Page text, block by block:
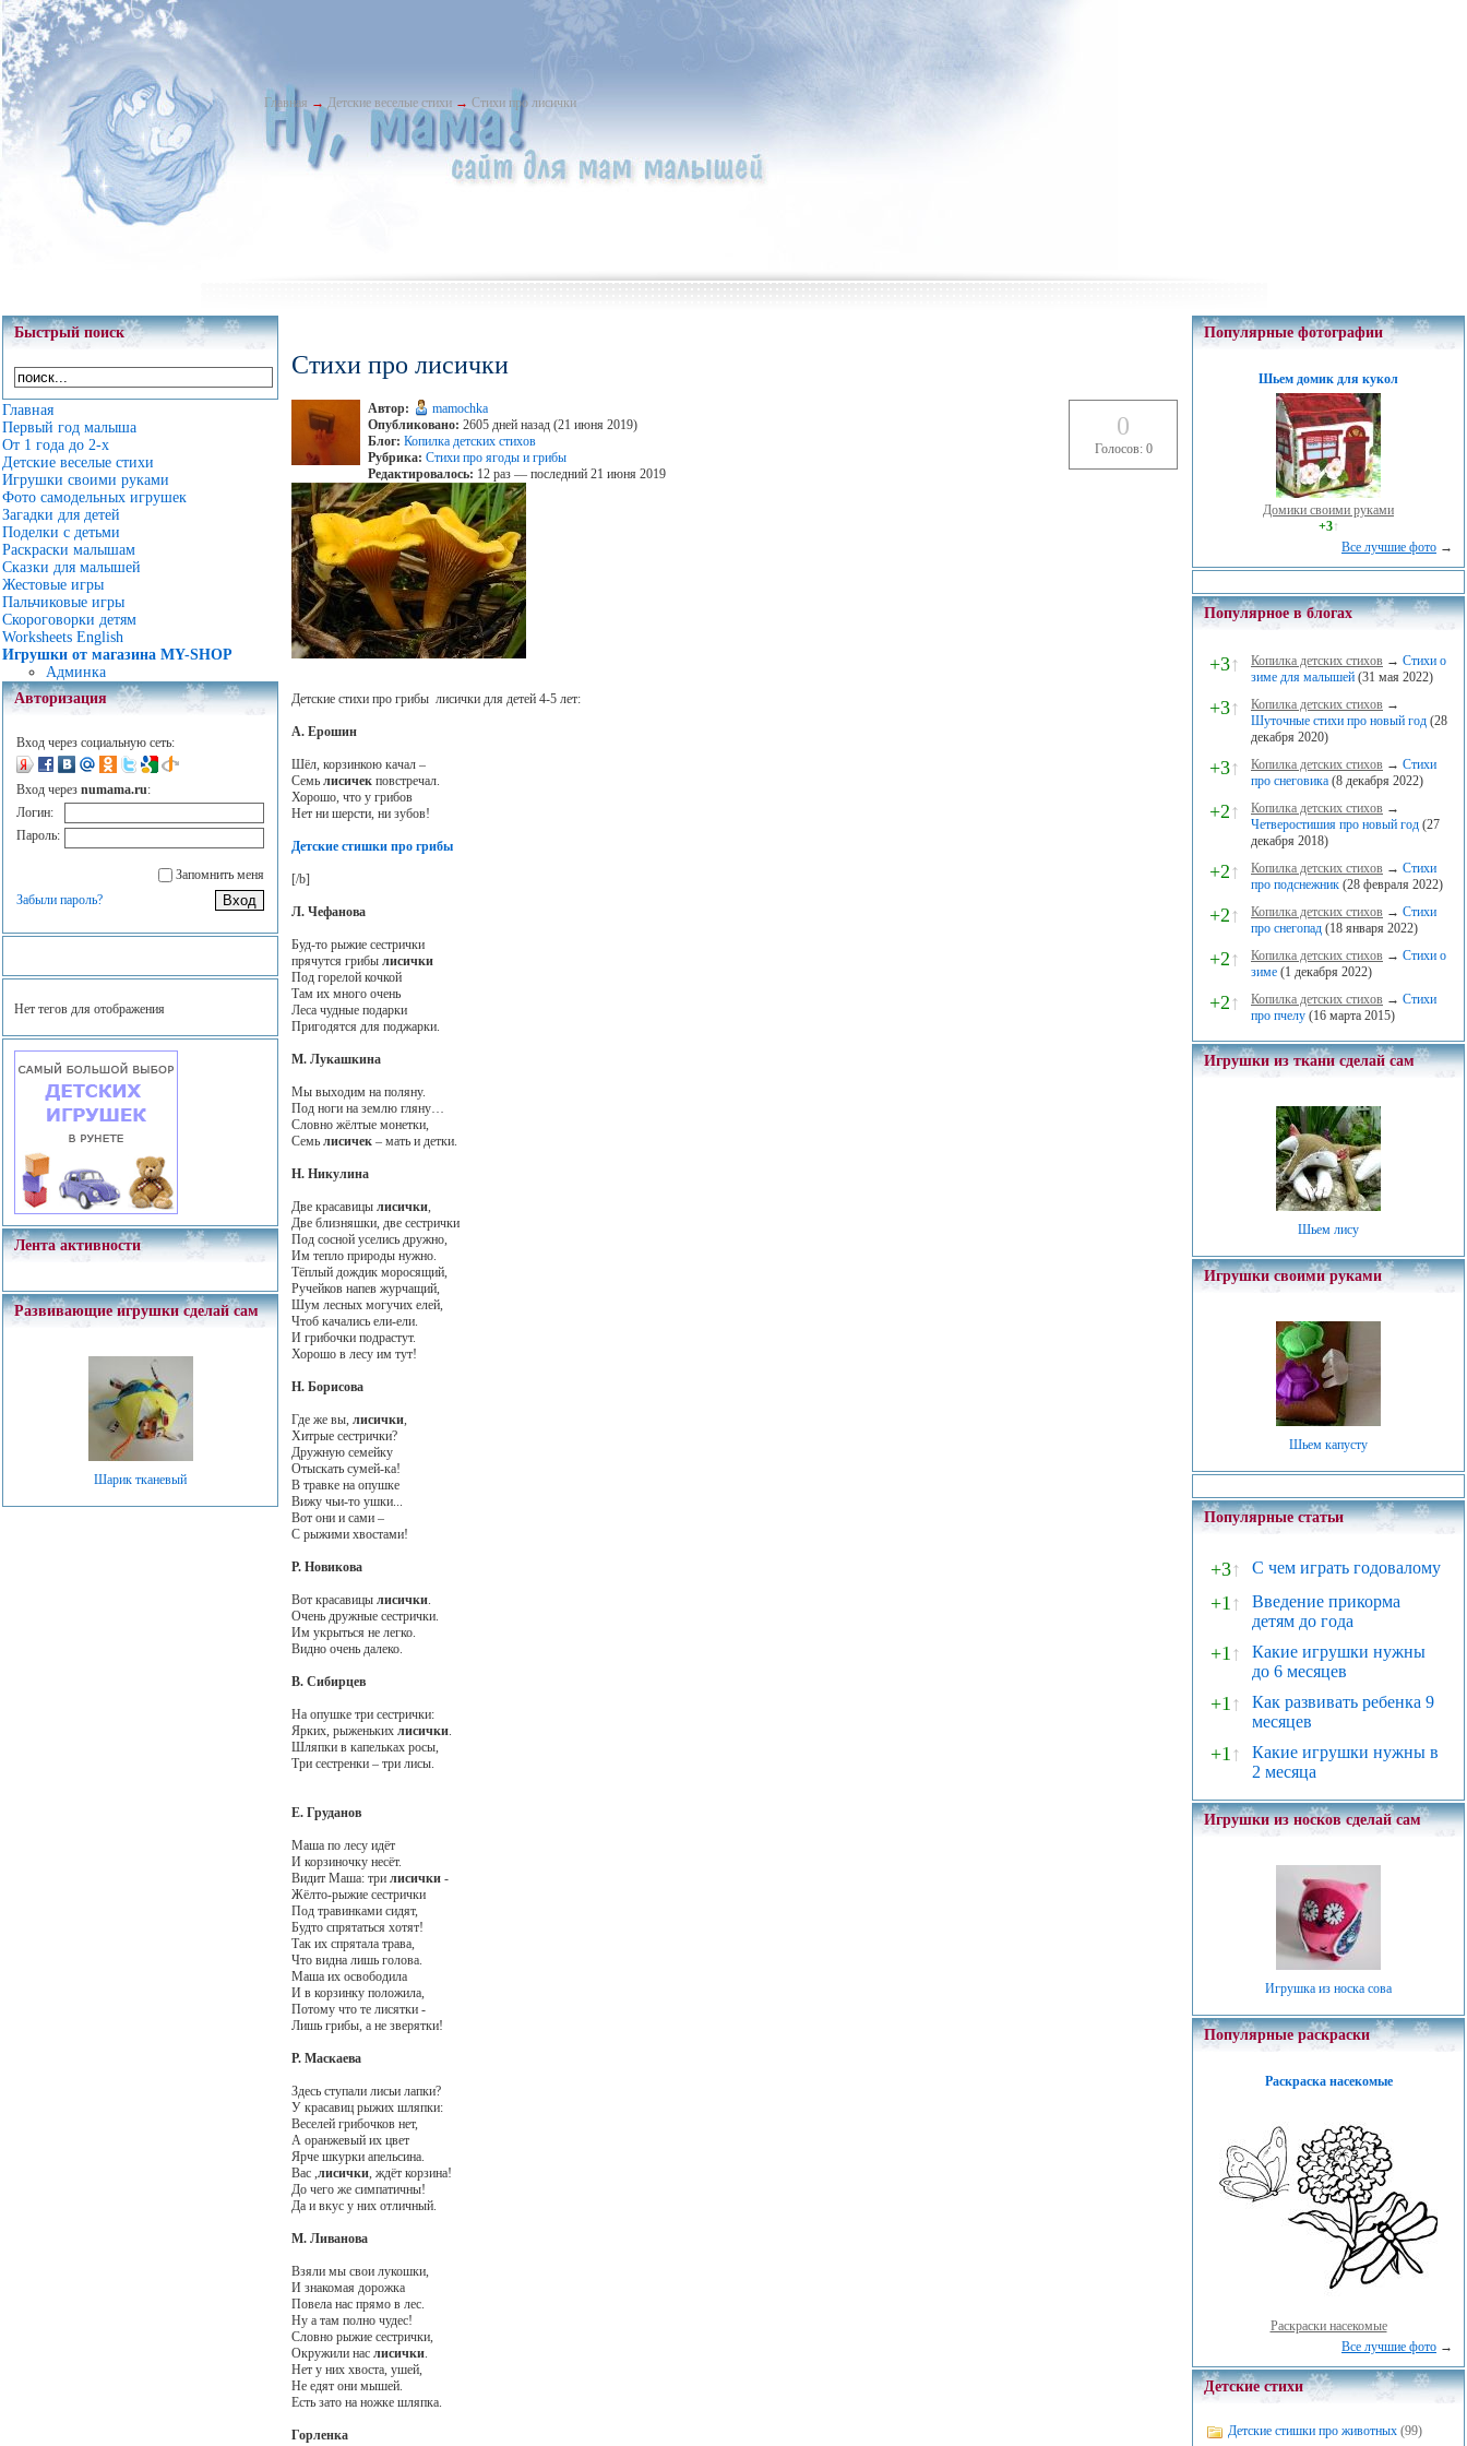
Главная → Детские веселые стихи → Стихи про лисички
Быстрый поиск
Главная
Первый год малыша
От 1 года до 2-х
Детские веселые стихи
Игрушки своими руками
Фото самодельных игрушек
Загадки для детей
Поделки с детьми
Раскраски малышам
Сказки для малышей
Жестовые игры
Пальчиковые игры
Скороговорки детям
Worksheets English
Игрушки от магазина MY-SHOP
Админка
Авторизация
Вход через социальную сеть:
Вход через numama.ru:
Логин:
Пароль:
Запомнить меня
Забыли пароль?
Нет тегов для отображения
Лента активности
Развивающие игрушки сделай сам
Шарик тканевый
Стихи про лисички
Автор:
mamochka
Опубликовано: 2605 дней назад (21 июня 2019)
Блог: Копилка детских стихов
Рубрика: Стихи про ягоды и грибы
Редактировалось: 12 раз — последний 21 июня 2019
0
Голосов: 0
Детские стихи про грибы лисички для детей 4-5 лет:
А. Ерошин
Шёл, корзинкою качал –
Семьлисичек повстречал.
Хорошо, что у грибов
Нет ни шерсти, ни зубов!
Детские стишки про грибы
[/b]
Л. Чефанова
Буд-то рыжие сестрички
прячутся грибылисички
Под горелой кочкой
Там их много очень
Леса чудные подарки
Пригодятся для поджарки.
М. Лукашкина
Мы выходим на поляну.
Под ноги на землю гляну…
Словно жёлтые монетки,
Семьлисичек – мать и детки.
Н. Никулина
Две красавицылисички,
Две близняшки, две сестрички
Под сосной уселись дружно,
Им тепло природы нужно.
Тёплый дождик моросящий,
Ручейков напев журчащий,
Шум лесных могучих елей,
Чтоб качались ели-ели.
И грибочки подрастут.
Хорошо в лесу им тут!
Н. Борисова
Где же вы,лисички,
Хитрые сестрички?
Дружную семейку
Отыскать сумей-ка!
В травке на опушке
Вижу чьи-то ушки...
Вот они и сами –
С рыжими хвостами!
Р. Новикова
Вот красавицылисички.
Очень дружные сестрички.
Им укрыться не легко.
Видно очень далеко.
В. Сибирцев
На опушке три сестрички:
Ярких, рыженькихлисички.
Шляпки в капельках росы,
Три сестренки – три лисы.
Е. Груданов
Маша по лесу идёт
И корзиночку несёт.
Видит Маша: трилисички -
Жёлто-рыжие сестрички
Под травинками сидят,
Будто спрятаться хотят!
Так их спрятала трава,
Что видна лишь голова.
Маша их освободила
И в корзинку положила,
Потому что те лисятки -
Лишь грибы, а не зверятки!
Р. Маскаева
Здесь ступали лисьи лапки?
У красавиц рыжих шляпки:
Веселей грибочков нет,
А оранжевый их цвет
Ярче шкурки апельсина.
Вас ,лисички, ждёт корзина!
До чего же симпатичны!
Да и вкус у них отличный.
М. Ливанова
Взяли мы свои лукошки,
И знакомая дорожка
Повела нас прямо в лес.
Ну а там полно чудес!
Словно рыжие сестрички,
Окружили наслисички.
Нет у них хвоста, ушей,
Не едят они мышей.
Есть зато на ножке шляпка.
Горленка
Популярные фотографии
Шьем домик для кукол
Домики своими руками
+3↑
Все лучшие фото →
Популярное в блогах
+3↑ Копилка детских стихов → Стихи о
зиме для малышей (31 мая 2022)
+3↑ Копилка детских стихов →
Шуточные стихи про новый год (28
декабря 2020)
+3↑ Копилка детских стихов → Стихи
про снеговика (8 декабря 2022)
+2↑ Копилка детских стихов →
Четверостишия про новый год (27
декабря 2018)
+2↑ Копилка детских стихов → Стихи
про подснежник (28 февраля 2022)
+2↑ Копилка детских стихов → Стихи
про снегопад (18 января 2022)
+2↑ Копилка детских стихов → Стихи о
зиме (1 декабря 2022)
+2↑ Копилка детских стихов → Стихи
про пчелу (16 марта 2015)
Игрушки из ткани сделай сам
Шьем лису
Игрушки своими руками
Шьем капусту
Популярные статьи
+3↑ С чем играть годовалому
+1↑
Введение прикорма
детям до года
+1↑
Какие игрушки нужны
до 6 месяцев
+1↑
Как развивать ребенка 9
месяцев
+1↑
Какие игрушки нужны в
2 месяца
Игрушки из носков сделай сам
Игрушка из носка сова
Популярные раскраски
Раскраска насекомые
Раскраски насекомые
Все лучшие фото →
Детские стихи
Детские стишки про животных (99)